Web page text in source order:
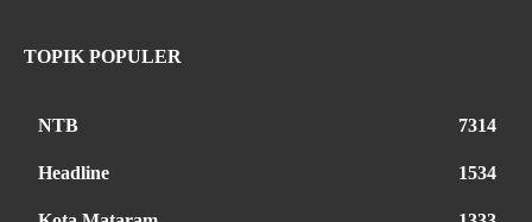
TOPIK POPULER
NTB 7314
Headline 1534